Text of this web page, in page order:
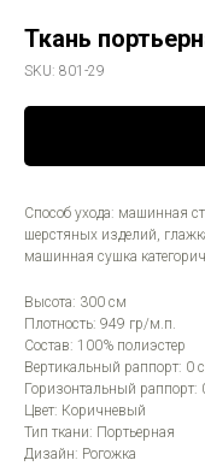
Ткань
SKU: 801-29
Способ ухода: машинная
шерстяных изделий,
машинная сушка
Высота: 300 см
Плотность: 949 гр/м.п.
Состав: 100% полиэстер
Вертикальный раппорт: 0
Горизонтальный раппорт:
Цвет: Коричневый
Тип ткани: Портьерная
Дизайн: Рогожка